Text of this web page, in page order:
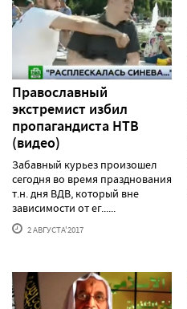
Православный
экстремист избил
пропагандиста НТВ
(видео)
Забавный курьез произошел
сегодня во время празднования
т.н. дня ВДВ, который вне
зависимости от ег......
2 АВГУСТА'2017